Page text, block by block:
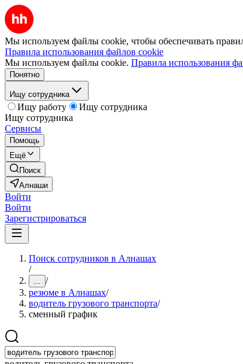
Мы используем файлы cookie, чтобы обеспечивать
Правила использования файлов cookie
Мы используем файлы cookie. Правила использования
Понятно
Ищу сотрудника
Ищу работу
Ищу сотрудника
Ищу сотрудника
Сервисы
Помощь
Ещё
Поиск
Алнаши
Войти
Войти
Зарегистрироваться
Поиск сотрудников в Алнашах
/
... /
резюме в Алнашах/
водитель грузового транспорта/
сменный график